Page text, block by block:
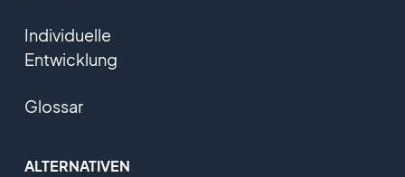
Individuelle
Entwicklung
Glossar
ALTERNATIVEN